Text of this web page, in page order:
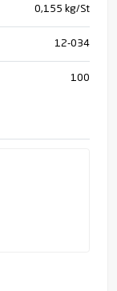
0,155 kg/St
12-034
100